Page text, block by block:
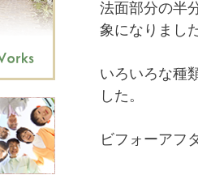
法面部分の半
象になりました
いろいろな種
した。
ビフォーアフ